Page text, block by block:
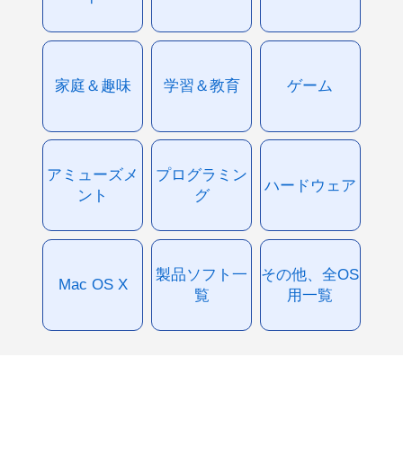
家庭＆趣味 学習＆教育 ゲーム
アミューズメ
ント
プログラミン
グ
ハードウェア
Mac OS X
製品ソフト一
覧
その他、全OS
用一覧